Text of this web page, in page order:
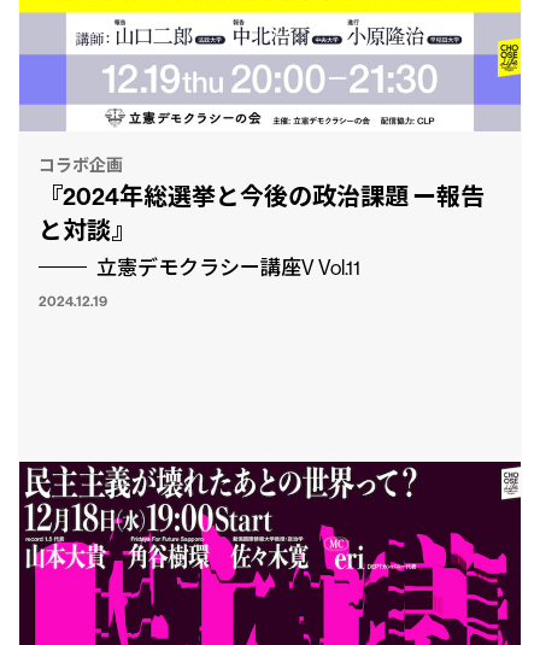
コラボ企画
『2024年総選挙と今後の政治課題 ー報告
と対談』
立憲デモクラシー講座V Vol.11
2024.12.19